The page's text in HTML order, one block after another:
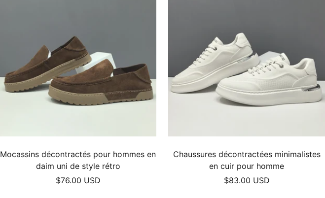
Mocassins décontractés pour hommes en
daim uni de style rétro
Prix
$76.00 USD
Chaussures décontractées minimalistes
en cuir pour homme
Prix
$83.00 USD